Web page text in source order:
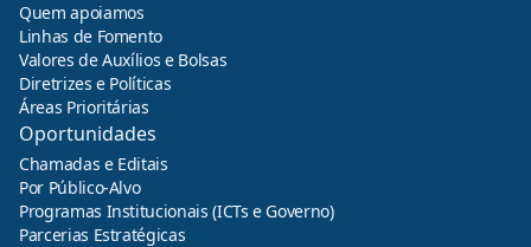
Quem apoiamos
Linhas de Fomento
Valores de Auxílios e Bolsas
Diretrizes e Políticas
Áreas Prioritárias
Oportunidades
Chamadas e Editais
Por Público-Alvo
Programas Institucionais (ICTs e Governo)
Parcerias Estratégicas